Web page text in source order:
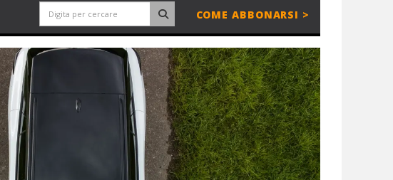
COME ABBONARSI >